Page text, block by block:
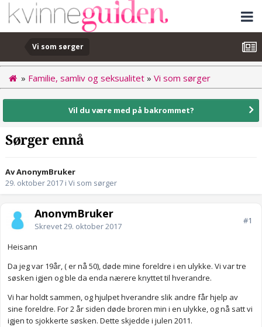
Vi som sørger
» Familie, samliv og seksualitet » Vi som sørger
Vil du være med på bakrommet?
Sørger ennå
Av AnonymBruker
29. oktober 2017 i Vi som sørger
AnonymBruker
Skrevet29. oktober 2017
#1
Heisann
Da jeg var 19år, ( er nå 50), døde mine foreldre i en ulykke. Vi var tre
søsken igjen og ble da enda nærere knyttet til hverandre.
Vi har holdt sammen, og hjulpet hverandre slik andre får hjelp av
sine foreldre. For 2 år siden døde broren min i en ulykke, og nå satt vi
igjen to sjokkerte søsken. Dette skjedde i julen 2011.